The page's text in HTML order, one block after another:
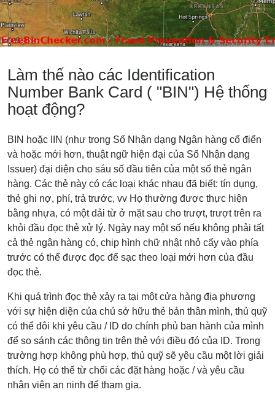
Làm thế nào các Identification
Number Bank Card ( "BIN") Hệ thống
hoạt động?
BIN hoặc IIN (như trong Số Nhận dạng Ngân hàng cổ điển
và hoặc mới hơn, thuật ngữ hiện đại của Số Nhận dạng
Issuer) đại diện cho sáu số đầu tiên của một số thẻ ngân
hàng. Các thẻ này có các loại khác nhau đã biết: tín dụng,
thẻ ghi nợ, phí, trả trước, vv Họ thường được thực hiện
bằng nhựa, có một dải từ ở mặt sau cho trượt, trượt trên ra
khỏi đầu đọc thẻ xử lý. Ngày nay một số nếu không phải tất
cả thẻ ngân hàng có, chip hình chữ nhật nhỏ cấy vào phía
trước có thể được đọc để sạc theo loại mới hơn của đầu
đọc thẻ.
Khi quá trình đọc thẻ xảy ra tại một cửa hàng địa phương
với sự hiện diện của chủ sở hữu thẻ bản thân mình, thủ quỹ
có thể đôi khi yêu cầu / ID do chính phủ ban hành của mình
để so sánh các thông tin trên thẻ với điều đó của ID. Trong
trường hợp không phù hợp, thủ quỹ sẽ yêu cầu một lời giải
thích. Họ có thể từ chối các đặt hàng hoặc / và yêu cầu
nhân viên an ninh để tham gia.